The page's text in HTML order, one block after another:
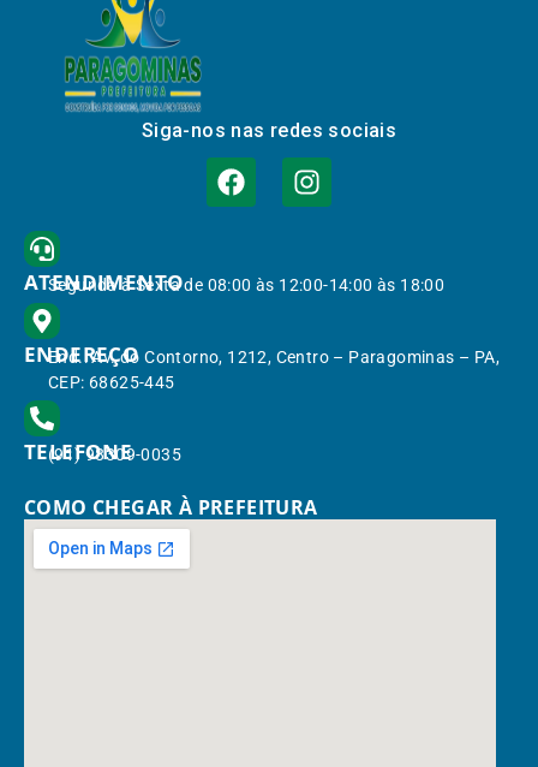
Siga-nos nas redes sociais
ATENDIMENTO
Segunda à Sexta de 08:00 às 12:00-14:00 às 18:00
ENDEREÇO
End.: Av. do Contorno, 1212, Centro – Paragominas – PA,
CEP: 68625-445
TELEFONE
(91) 98309-0035
COMO CHEGAR À PREFEITURA